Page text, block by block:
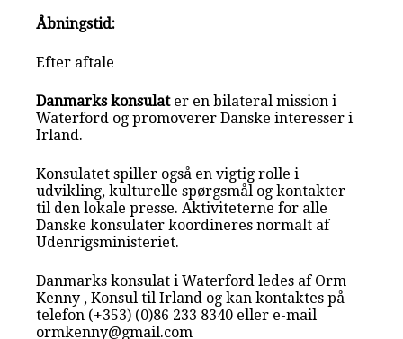
Åbningstid:
Efter aftale
Danmarks konsulater en bilateral mission i
Waterford og promoverer Danske interesser i
Irland.
Konsulatet spiller også en vigtig rolle i
udvikling, kulturelle spørgsmål og kontakter
til den lokale presse. Aktiviteterne for alle
Danske konsulater koordineres normalt af
Udenrigsministeriet.
Danmarks konsulat i Waterford ledes af Orm
Kenny , Konsul til Irland og kan kontaktes på
telefon (+353) (0)86 233 8340 eller e-mail
ormkenny@gmail.com